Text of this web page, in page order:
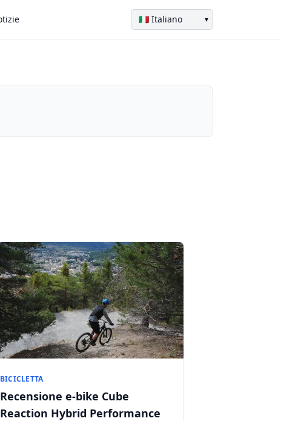
▾
BICICLETTA
Recensione e-bike Cube
Reaction Hybrid Performance